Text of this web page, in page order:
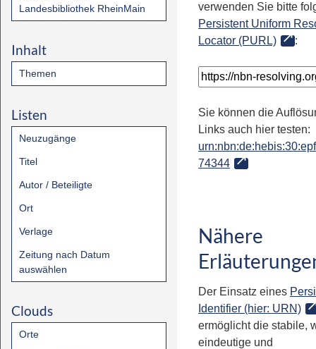
Landesbibliothek RheinMain
Inhalt
Themen
Listen
Neuzugänge
Titel
Autor / Beteiligte
Ort
Verlage
Zeitung nach Datum
auswählen
Clouds
Orte
verwenden Sie bitte
Persistent Uniform
Locator (PURL)
:
Sie können die
Links auch hier testen:
74344
Nähere
Der Einsatz eines
Identifier (hier: URN)
ermöglicht die stabile,
eindeutige und